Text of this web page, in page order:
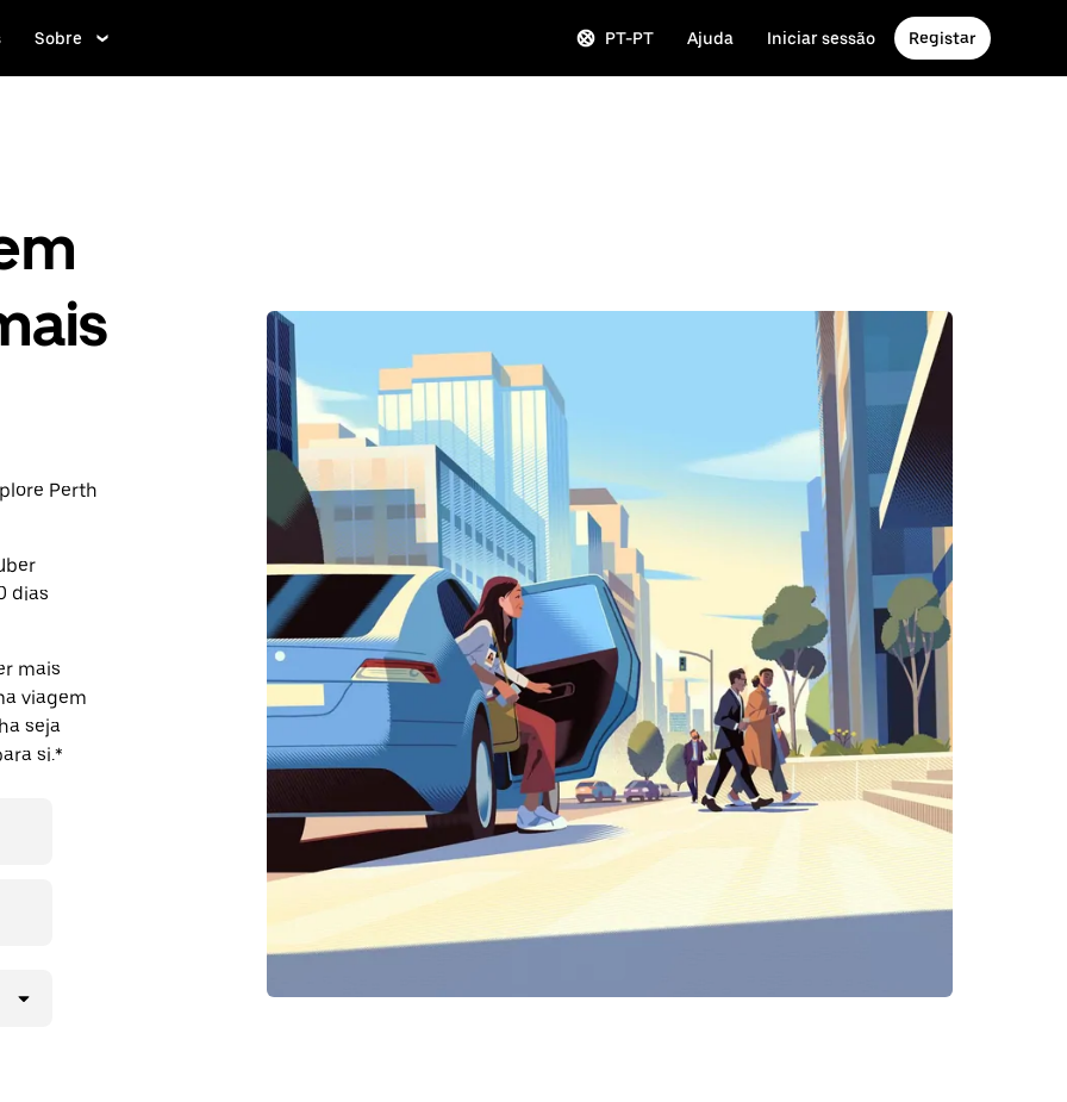
Sobre PT-PT Ajuda Iniciar sessão Registar
Perth
dias
mais
viagem
seja
si.*